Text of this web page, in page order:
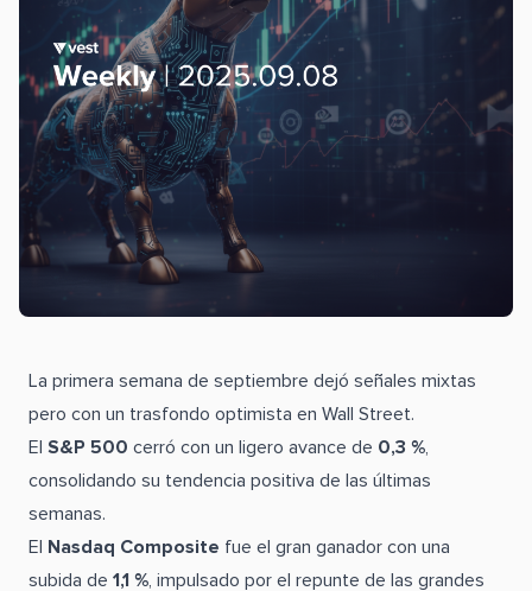
La primera semana de septiembre dejó señales mixtas
pero con un trasfondo optimista en Wall Street.
El S&P 500 cerró con un ligero avance de 0,3 %
consolidando su tendencia positiva de las últimas
semanas.
El
Nasdaq Composite fue el gran ganador con una
subida de 1,1 % , impulsado por el repunte de las grandes